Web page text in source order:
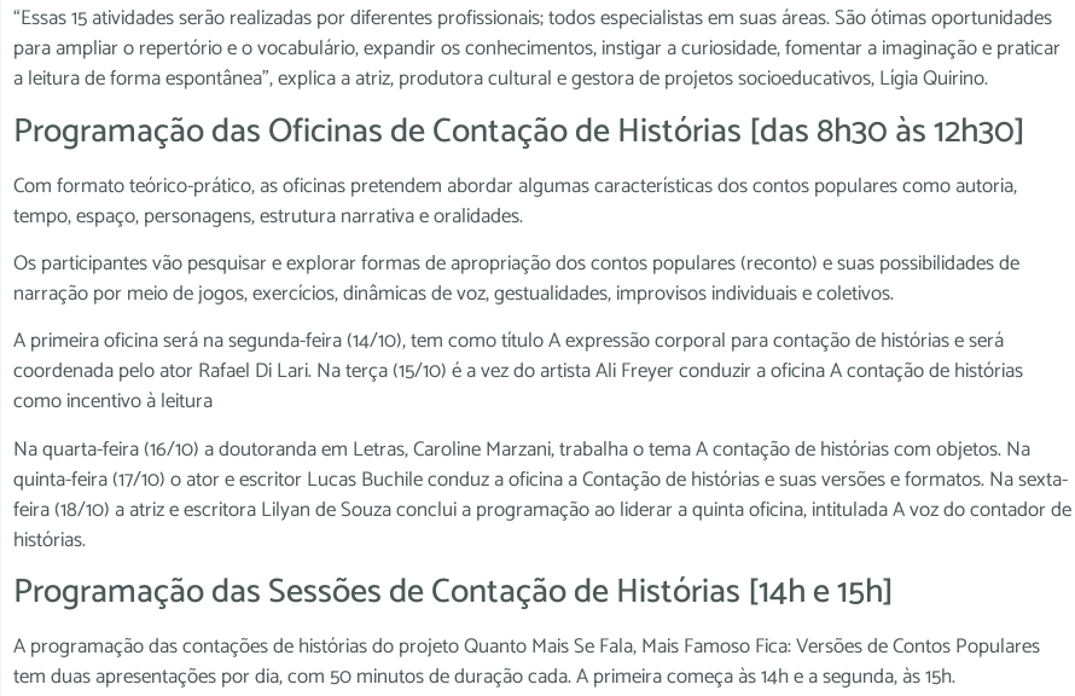
“Essas 15 atividades serão realizadas por diferentes profissionais; todos especialistas em suas áreas. São ótimas oportunidades
para ampliar o repertório e o vocabulário, expandir os conhecimentos, instigar a curiosidade, fomentar a imaginação e praticar
a leitura de forma espontânea”, explica a atriz, produtora cultural e gestora de projetos socioeducativos, Lígia Quirino.
Programação das Oficinas de Contação de Histórias [das 8h30 às 12h30]
Com formato teórico-prático, as oficinas pretendem abordar algumas características dos contos populares como autoria,
tempo, espaço, personagens, estrutura narrativa e oralidades.
Os participantes vão pesquisar e explorar formas de apropriação dos contos populares (reconto) e suas possibilidades de
narração por meio de jogos, exercícios, dinâmicas de voz, gestualidades, improvisos individuais e coletivos.
A primeira oficina será na segunda-feira (14/10), tem como título A expressão corporal para contação de histórias e será
coordenada pelo ator Rafael Di Lari. Na terça (15/10) é a vez do artista Ali Freyer conduzir a oficina A contação de histórias
como incentivo à leitura
Na quarta-feira (16/10) a doutoranda em Letras, Caroline Marzani, trabalha o tema A contação de histórias com objetos. Na
quinta-feira (17/10) o ator e escritor Lucas Buchile conduz a oficina a Contação de histórias e suas versões e formatos. Na sexta-
feira (18/10) a atriz e escritora Lilyan de Souza conclui a programação ao liderar a quinta oficina, intitulada A voz do contador de
histórias.
Programação das Sessões de Contação de Histórias [14h e 15h]
A programação das contações de histórias do projeto Quanto Mais Se Fala, Mais Famoso Fica: Versões de Contos Populares
tem duas apresentações por dia, com 50 minutos de duração cada. A primeira começa às 14h e a segunda, às 15h.